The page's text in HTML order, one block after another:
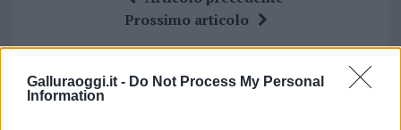
Galluraoggi.it - Do Not Process My Personal
Information
o
o
k
r
re
st
s
A
p
re
Prossimo articolo
NOTIZIE RECENTI